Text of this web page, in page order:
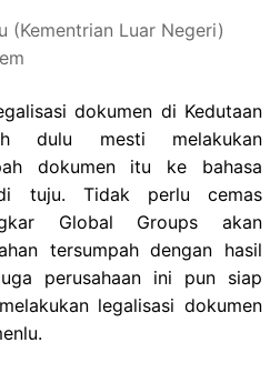
dokumen di Kedutaan
dulu mesti melakukan
dokumen itu ke bahasa
tuju. Tidak perlu cemas
Global Groups akan
tersumpah dengan hasil
perusahaan ini pun siap
legalisasi dokumen